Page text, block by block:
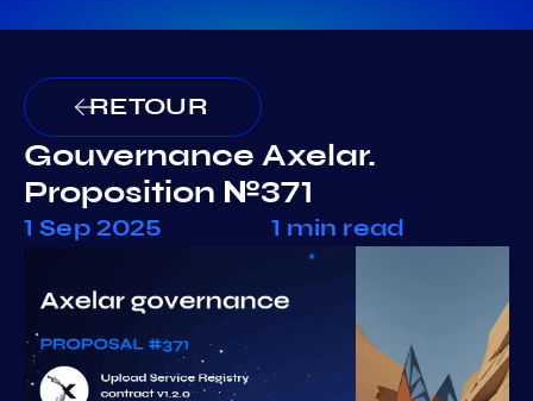
RETOUR
Gouvernance Axelar.
Proposition №371
1 Sep 2025 1 min read